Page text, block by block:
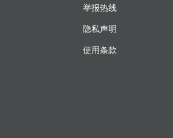
举报热线
隐私声明
使用条款